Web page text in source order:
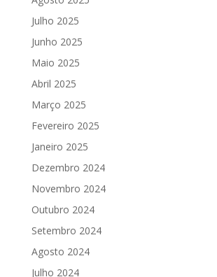
Julho 2025
Junho 2025
Maio 2025
Abril 2025
Março 2025
Fevereiro 2025
Janeiro 2025
Dezembro 2024
Novembro 2024
Outubro 2024
Setembro 2024
Agosto 2024
Julho 2024